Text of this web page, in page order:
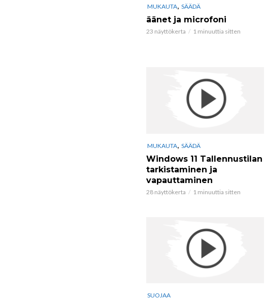
MUKAUTA, SÄÄDÄ
äänet ja microfoni
23 näyttökerta 1 minuuttia sitten
MUKAUTA, SÄÄDÄ
Windows 11 Tallennustilan
tarkistaminen ja
vapauttaminen
28 näyttökerta 1 minuuttia sitten
SUOJAA